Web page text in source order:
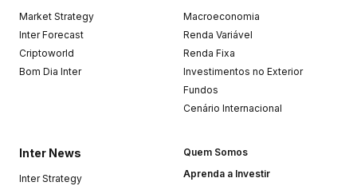
Market Strategy
Inter Forecast
Criptoworld
Bom Dia Inter
Macroeconomia
Renda Variável
Renda Fixa
Investimentos no Exterior
Fundos
Cenário Internacional
Inter News
Inter Strategy
Quem Somos
Aprenda a Investir